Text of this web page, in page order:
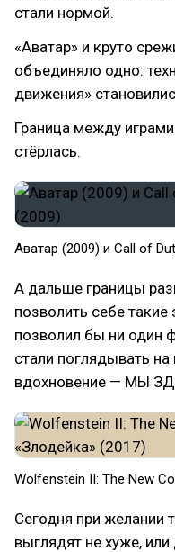
стали нормой.
«Аватар» и круто
объединяло одно:
движения»
Граница между
стёрлась.
Аватар (2009) и Call of
А дальше границы
позволить себе
позволил бы ни один
стали поглядывать
вдохновение — МЫ
Wolfenstein II: The New
Сегодня при желании
выглядят не хуже,